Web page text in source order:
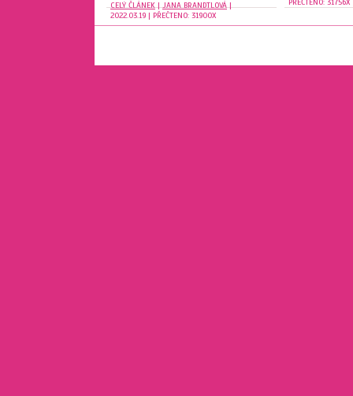
CELÝ ČLÁNEK | JANA BRANDTLOVÁ |
2022.03.19 | PŘEČTENO: 31900X